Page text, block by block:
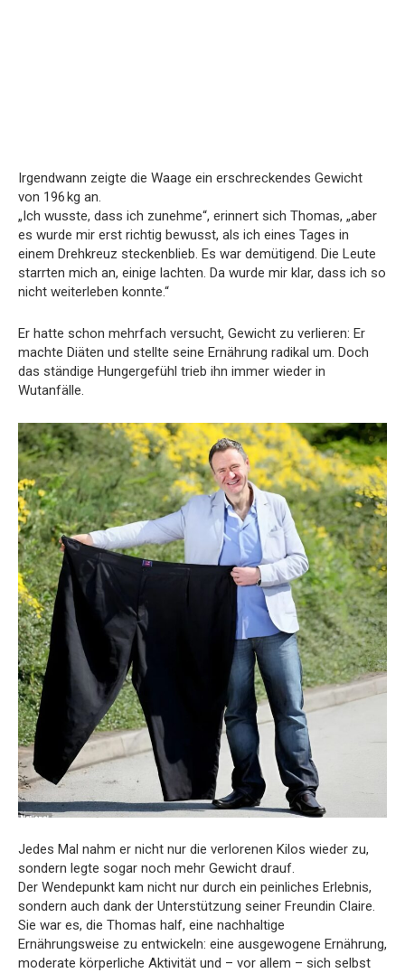
Irgendwann zeigte die Waage ein erschreckendes Gewicht
von 196 kg an.
„Ich wusste, dass ich zunehme“, erinnert sich Thomas, „aber
es wurde mir erst richtig bewusst, als ich eines Tages in
einem Drehkreuz steckenblieb. Es war demütigend. Die Leute
starrten mich an, einige lachten. Da wurde mir klar, dass ich so
nicht weiterleben konnte.“
Er hatte schon mehrfach versucht, Gewicht zu verlieren: Er
machte Diäten und stellte seine Ernährung radikal um. Doch
das ständige Hungergefühl trieb ihn immer wieder in
Wutanfälle.
Jedes Mal nahm er nicht nur die verlorenen Kilos wieder zu,
sondern legte sogar noch mehr Gewicht drauf.
Der Wendepunkt kam nicht nur durch ein peinliches Erlebnis,
sondern auch dank der Unterstützung seiner Freundin Claire.
Sie war es, die Thomas half, eine nachhaltige
Ernährungsweise zu entwickeln: eine ausgewogene Ernährung,
moderate körperliche Aktivität und – vor allem – sich selbst